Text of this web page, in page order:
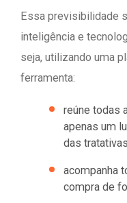
Essa previsibilidade
inteligência e
seja, utilizando uma
ferramenta:
reúne todas
apenas um
das
acompanha
compra de